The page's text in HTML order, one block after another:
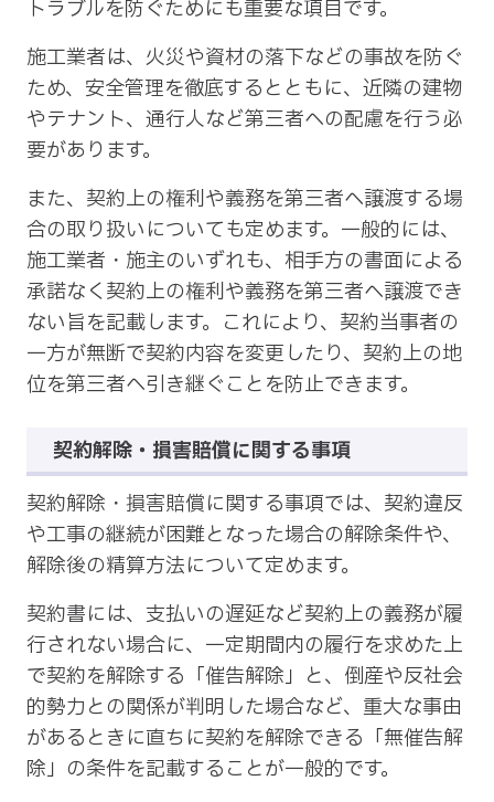
トラブルを防ぐためにも重要な項目です。
施工業者は、火災や資材の落下などの事故を防ぐ
ため、安全管理を徹底するとともに、近隣の建物
やテナント、通行人など第三者への配慮を行う必
要があります。
また、契約上の権利や義務を第三者へ譲渡する場
合の取り扱いについても定めます。一般的には、
施工業者・施主のいずれも、相手方の書面による
承諾なく契約上の権利や義務を第三者へ譲渡でき
ない旨を記載します。これにより、契約当事者の
一方が無断で契約内容を変更したり、契約上の地
位を第三者へ引き継ぐことを防止できます。
契約解除・損害賠償に関する事項
契約解除・損害賠償に関する事項では、契約違反
や工事の継続が困難となった場合の解除条件や、
解除後の精算方法について定めます。
契約書には、支払いの遅延など契約上の義務が履
行されない場合に、一定期間内の履行を求めた上
で契約を解除する「催告解除」と、倒産や反社会
的勢力との関係が判明した場合など、重大な事由
があるときに直ちに契約を解除できる「無催告解
除」の条件を記載することが一般的です。